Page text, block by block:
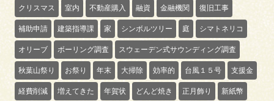
クリスマス 室内 不動産購入 融資 金融機関 復旧工事
補助申請 建築指導課 家 シンボルツリー 庭 シマトネリコ
オリーブ ボーリング調査 スウェーデン式サウンディング調査
秋葉山祭り お祭り 年末 大掃除 効率的 台風１５号 支援金
経費削減 増えてきた 年賀状 どんど焼き 正月飾り 新紙幣